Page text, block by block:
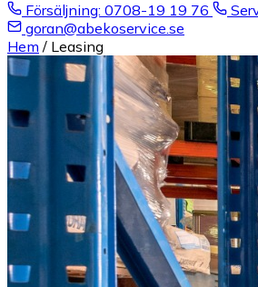
Försäljning: 0708-19 19 76
goran@abekoservice.se
Hem / Leasing